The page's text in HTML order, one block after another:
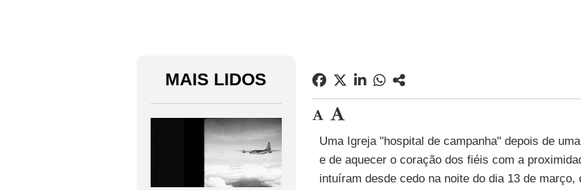
MAIS LIDOS
Uma Igreja "hospital de campanha" depois de
e de aquecer o coração dos fiéis com a
intuíram desde cedo na noite do dia 13 de março,